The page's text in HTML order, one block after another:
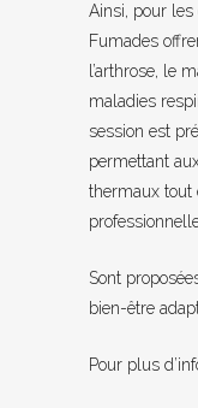
Ainsi, pour
Fumades
l’arthrose, le
maladies
session est
permettant
thermaux tout
Sont
bien-être
Pour plus